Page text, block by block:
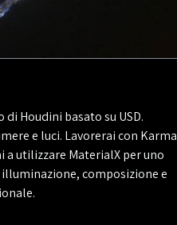
Houdini basato su USD.
e luci. Lavorerai con Karma
a utilizzare MaterialX per uno
composizione e